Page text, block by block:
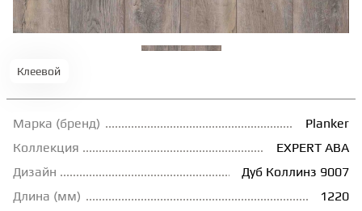
МОДУЛЬНЫЕ ПВХ
ПЛИНТУС
КЛЕЙ
Клеевой
Марка (бренд)
Planker
Коллекция
EXPERT АВА
Дизайн
Дуб Коллинз 9007
Длина (мм)
1220